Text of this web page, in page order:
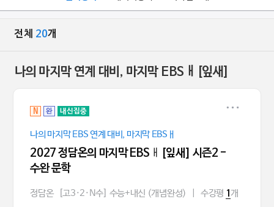
전체 20개
나의 마지막 연계 대비, 마지막 EBSㅐ[잎새]
N 완 내신집중
나의 마지막 EBS 연계 대비, 마지막 EBSㅐ
2027 정담온의 마지막 EBSㅐ[잎새] 시즌2 -
수완 문학
정담온 [고3·2·N수] 수능+내신 (개념완성) 수강평 1개